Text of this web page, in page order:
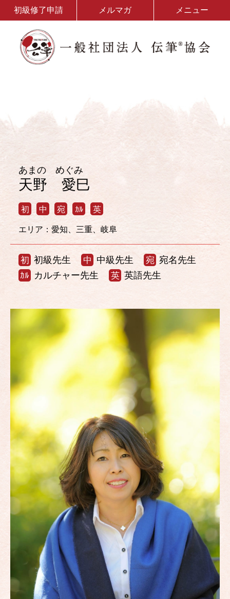
初級修了申請 メルマガ メニュー
天野 愛巳
あまの めぐみ
初 中 宛 ｶﾙ 英
エリア：愛知、三重、岐阜
初 初級先生 中 中級先生 宛 宛名先生
ｶﾙ カルチャー先生 英 英語先生